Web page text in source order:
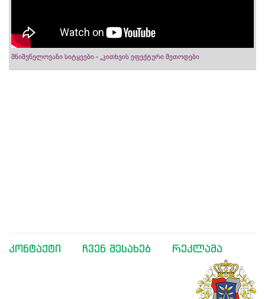
მნიშვნელოვანი სიტყვები - „კითხვის ეფექტური მეთოდები
კონტაქტი ჩვენ შესახებ რეკლამა